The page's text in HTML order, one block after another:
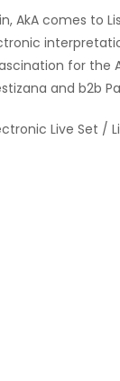
AkA comes to
for the
and b2b
Live Set /